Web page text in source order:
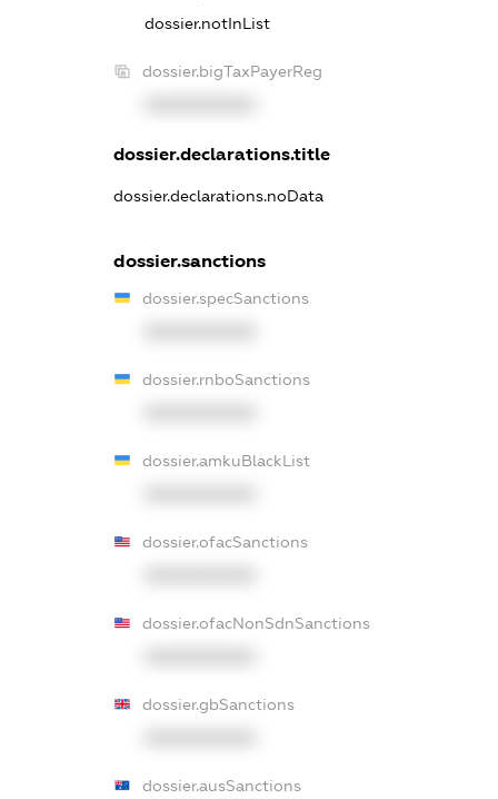
dossier.notInList
dossier.bigTaxPayerReg
dossier.declarations.title
dossier.declarations.noData
dossier.sanctions
dossier.specSanctions
dossier.rnboSanctions
dossier.amkuBlackList
dossier.ofacSanctions
dossier.ofacNonSdnSanctions
dossier.gbSanctions
dossier.ausSanctions